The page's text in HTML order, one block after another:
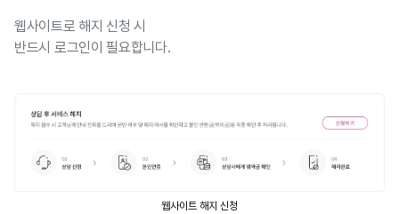
웹사이트로 해지 신청 시
반드시 로그인이 필요합니다.
웹사이트 해지 신청